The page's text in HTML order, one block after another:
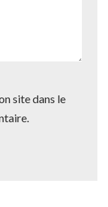
site dans le